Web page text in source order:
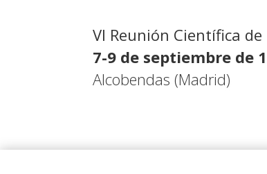
VI Reunión Científica
7-9 de septiembre de
Alcobendas (Madrid)